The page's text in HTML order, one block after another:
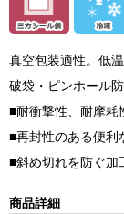
真空包装適性。低
破袋・ピンホール
■耐衝撃性、耐摩耗
■再封性のある便利
■斜め切れを防ぐ加
商品詳細